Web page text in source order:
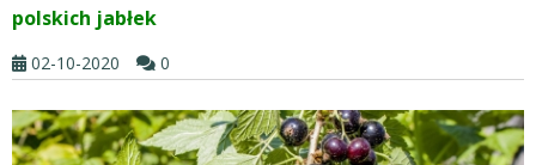
polskich jabłek
02-10-2020 0